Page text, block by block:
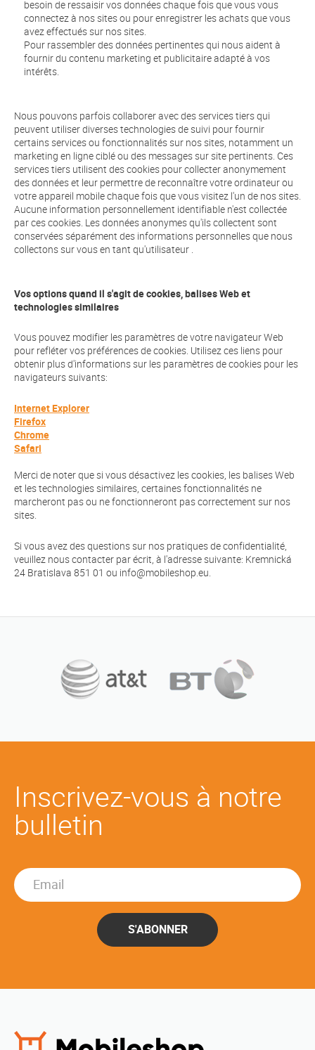
besoin de ressaisir vos données chaque fois que vous vous
connectez à nos sites ou pour enregistrer les achats que vous
avez effectués sur nos sites.
Pour rassembler des données pertinentes qui nous aident à
fournir du contenu marketing et publicitaire adapté à vos
intérêts.
Nous pouvons parfois collaborer avec des services tiers qui
peuvent utiliser diverses technologies de suivi pour fournir
certains services ou fonctionnalités sur nos sites, notamment un
marketing en ligne ciblé ou des messages sur site pertinents. Ces
services tiers utilisent des cookies pour collecter anonymement
des données et leur permettre de reconnaître votre ordinateur ou
votre appareil mobile chaque fois que vous visitez l'un de nos sites.
Aucune information personnellement identifiable n'est collectée
par ces cookies. Les données anonymes qu'ils collectent sont
conservées séparément des informations personnelles que nous
collectons sur vous en tant qu'utilisateur .
Vos options quand il s'agit de cookies, balises Web et
technologies similaires
Vous pouvez modifier les paramètres de votre navigateur Web
pour refléter vos préférences de cookies. Utilisez ces liens pour
obtenir plus d'informations sur les paramètres de cookies pour les
navigateurs suivants:
Internet Explorer
Firefox
Chrome
Safari
Merci de noter que si vous désactivez les cookies, les balises Web
et les technologies similaires, certaines fonctionnalités ne
marcheront pas ou ne fonctionneront pas correctement sur nos
sites.
Si vous avez des questions sur nos pratiques de confidentialité,
veuillez nous contacter par écrit, à l'adresse suivante: Kremnická
24 Bratislava 851 01 ou info@mobileshop.eu.
Inscrivez-vous à notre
bulletin
S'ABONNER